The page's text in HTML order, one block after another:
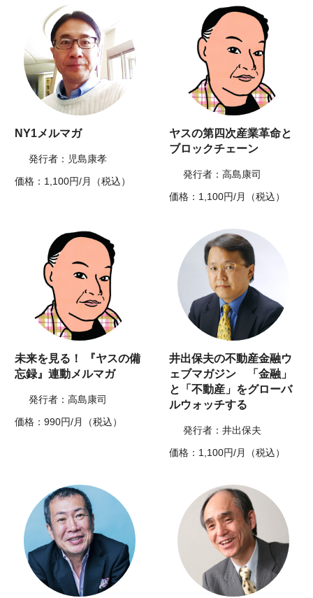
NY1メルマガ
発行者：児島康孝
価格：1,100円/月（税込）
ヤスの第四次産業革命と
ブロックチェーン
発行者：高島康司
価格：1,100円/月（税込）
未来を見る！ 『ヤスの備
忘録』連動メルマガ
発行者：高島康司
価格：990円/月（税込）
井出保夫の不動産金融ウ
ェブマガジン 「金融」
と「不動産」をグローバ
ルウォッチする
発行者：井出保夫
価格：1,100円/月（税込）